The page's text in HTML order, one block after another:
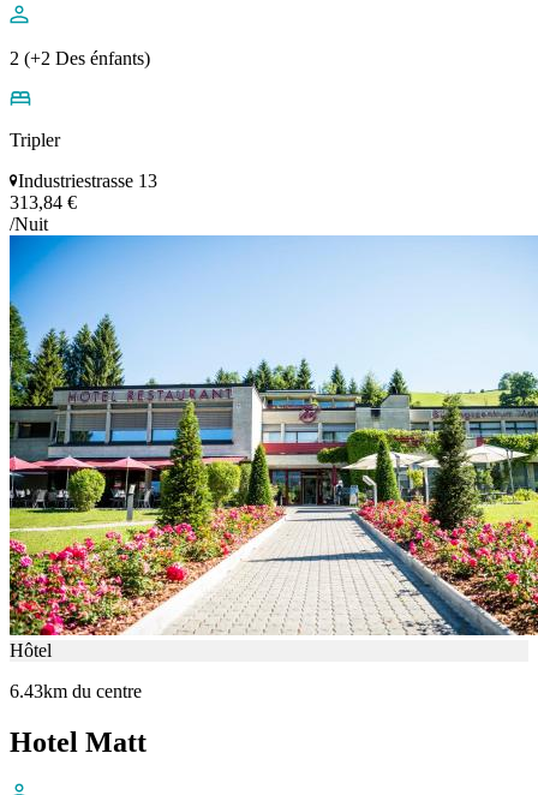
2 (+2 Des énfants)
Tripler
Industriestrasse 13
313,84 €
/Nuit
Hôtel
6.43km du centre
Hotel Matt